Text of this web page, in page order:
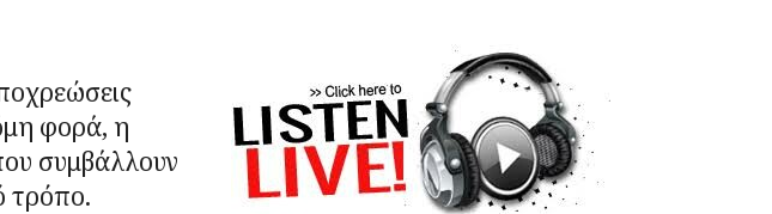
φορά, η
συμβάλλουν
τρόπο.